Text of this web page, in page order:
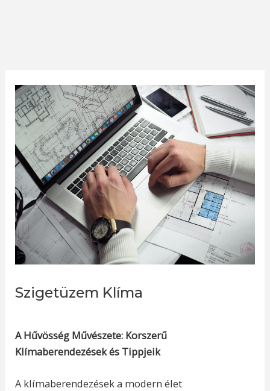
Szigetüzem Klíma
A Hűvösség Művészete: Korszerű
Klímaberendezések és Tippjeik
A klímaberendezések a modern élet